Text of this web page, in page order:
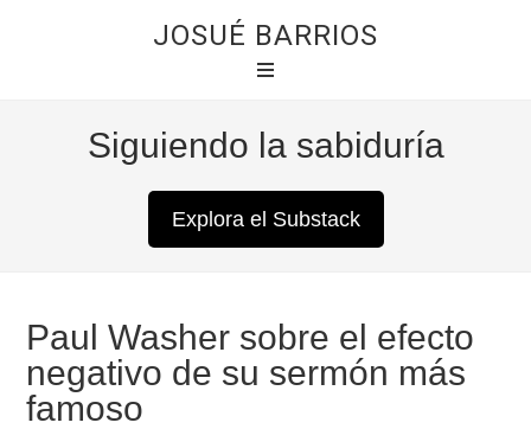
JOSUÉ BARRIOS
Siguiendo la sabiduría
Explora el Substack
Paul Washer sobre el efecto
negativo de su sermón más
famoso